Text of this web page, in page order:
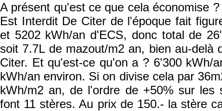
A présent qu'est ce que cela économise
Est Interdit De Citer de l'époque fait
et 5202 kWh/an d'ECS, donc total de
soit 7.7L de mazout/m2 an, bien au-
Citer. Et qu'est-ce qu'on a ? 6'300 kWh/
kWh/an environ. Si on divise cela par
kWh/m2 an, de l'ordre de +50% sur les
font 11 stères. Au prix de 150.- la stère